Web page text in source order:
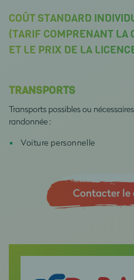
COÛT STANDARD
(TARIF COMPRENANT LA
ET LE PRIX DE LA
TRANSPORTS
Transports possibles ou
randonnée :
Voiture personnelle
Contacter le